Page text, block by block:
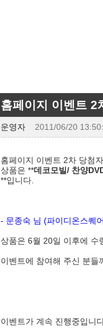
홈페이지 이벤트 2
운영자 2011/06/20
홈페이지 이벤트 2차 당첨
상품은 **데코모빌/ 찬양
**입니다.
- 문종숙 님 (파이디온스퀘
상품은 6월 20일 이후에 수
이벤트에 참여해 주신 분들
이벤트가 계속 진행중입니